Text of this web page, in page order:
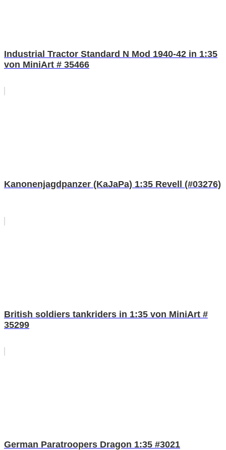
Industrial Tractor Standard N Mod 1940-42 in 1:35
von MiniArt # 35466
Kanonenjagdpanzer (KaJaPa) 1:35 Revell (#03276)
British soldiers tankriders in 1:35 von MiniArt #
35299
German Paratroopers Dragon 1:35 #3021